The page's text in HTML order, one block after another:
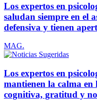
Los expertos en
saludan siempre en el
defensiva y tienen
MAG.
Los expertos en
mantienen la calma
cognitiva, gratitud y